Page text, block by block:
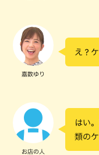
嘉数ゆり
え？
お店の人
はい
類の